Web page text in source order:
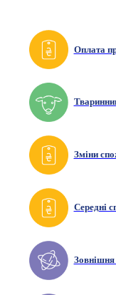
Оплата
Зміни
Середні
Зовнішня